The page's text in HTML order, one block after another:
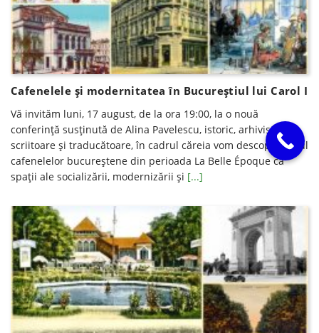
Cafenelele și modernitatea în Bucureștiul lui Carol I
Vă invităm luni, 17 august, de la ora 19:00, la o nouă
conferinţă susţinută de Alina Pavelescu, istoric, arhivistă,
scriitoare şi traducătoare, în cadrul căreia vom descoperi rolul
cafenelelor bucureștene din perioada La Belle Époque ca
spații ale socializării, modernizării și [...]